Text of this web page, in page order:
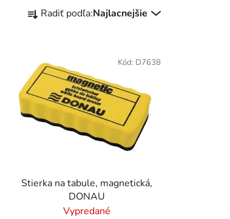
a
n
i
e
p
u
k
Radiť podľa:Najlacnejšie
Stierka na tabule, magnetická,
DONAU
Vypredané
Kód: D7638